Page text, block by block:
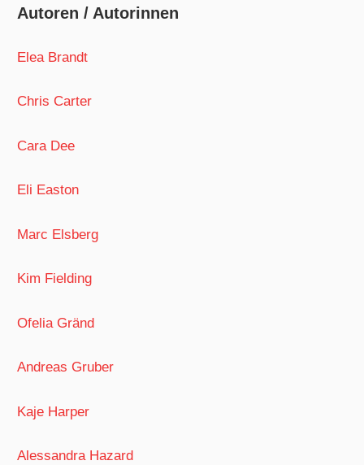
Autoren / Autorinnen
Elea Brandt
Chris Carter
Cara Dee
Eli Easton
Marc Elsberg
Kim Fielding
Ofelia Gränd
Andreas Gruber
Kaje Harper
Alessandra Hazard